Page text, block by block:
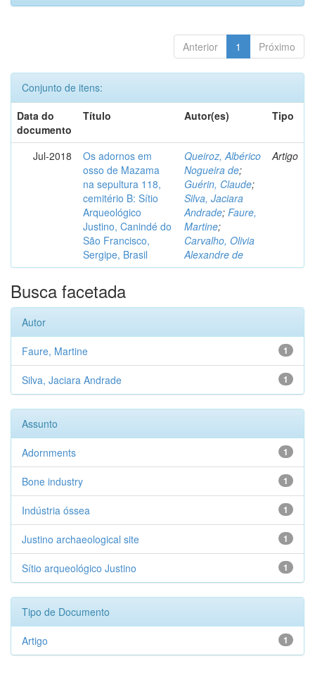
Anterior 1 Próximo
Conjunto de itens:
Data do
documento
Título Autor(es) Tipo
Jul-2018
Os adornos em
osso de Mazama
na sepultura 118,
cemitério B: Sítio
Arqueológico
Justino, Canindé do
São Francisco,
Sergipe, Brasil
Queiroz, Albérico
Nogueira de;
Guérin, Claude;
Silva, Jaciara
Andrade; Faure,
Martine;
Carvalho, Olivia
Alexandre de
Artigo
Busca facetada
Autor
1
Faure, Martine
1
Silva, Jaciara Andrade
Assunto
1
Adornments
1
Bone industry
1
Indústria óssea
1
Justino archaeological site
1
Sítio arqueológico Justino
Tipo de Documento
1
Artigo